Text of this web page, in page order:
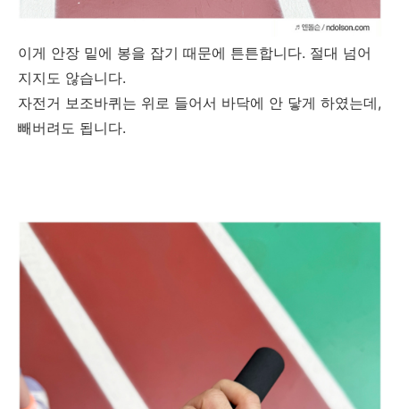
이게 안장 밑에 봉을 잡기 때문에 튼튼합니다. 절대 넘어
지지도 않습니다.
자전거 보조바퀴는 위로 들어서 바닥에 안 닿게 하였는데,
빼버려도 됩니다.